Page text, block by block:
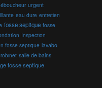
urgent
eau dure entretien
fosse septique fosse
Inspection
fosse septique lavabo
robinet salle de bains
fosse septique